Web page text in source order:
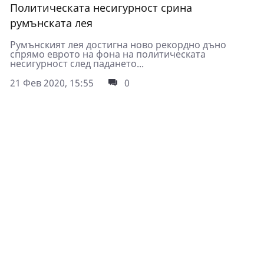
Политическата несигурност срина
румънската лея
Румънският лея достигна ново рекордно дъно
спрямо еврото на фона на политическата
несигурност след падането...
21 Фев 2020, 15:55
0